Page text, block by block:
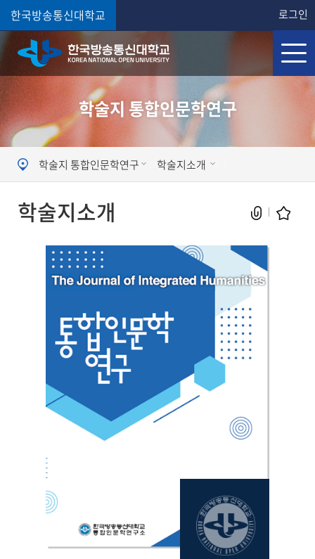
한국방송통신대학교 로그인
학술지 통합인문학연구
학술지 통합인문학연구 학술지소개
현재 페이지를 즐겨찾는 메뉴로
등록하시겠습니까?
학술지소개